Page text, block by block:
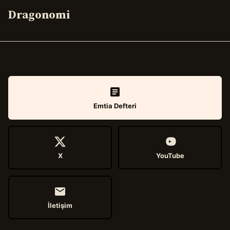
Dragonomi
Emtia Defteri
X YouTube
İletişim